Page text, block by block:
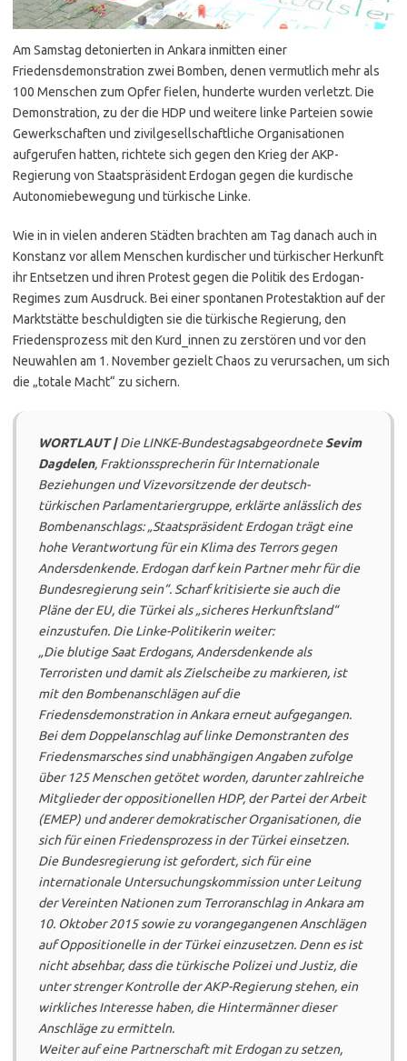
Am Samstag detonierten in Ankara inmitten einer
Friedensdemonstration zwei Bomben, denen vermutlich mehr als
100 Menschen zum Opfer fielen, hunderte wurden verletzt. Die
Demonstration, zu der die HDP und weitere linke Parteien sowie
Gewerkschaften und zivilgesellschaftliche Organisationen
aufgerufen hatten, richtete sich gegen den Krieg der AKP-
Regierung von Staatspräsident Erdogan gegen die kurdische
Autonomiebewegung und türkische Linke.
Wie in in vielen anderen Städten brachten am Tag danach auch in
Konstanz vor allem Menschen kurdischer und türkischer Herkunft
ihr Entsetzen und ihren Protest gegen die Politik des Erdogan-
Regimes zum Ausdruck. Bei einer spontanen Protestaktion auf der
Marktstätte beschuldigten sie die türkische Regierung, den
Friedensprozess mit den Kurd_innen zu zerstören und vor den
Neuwahlen am 1. November gezielt Chaos zu verursachen, um sich
die „totale Macht“ zu sichern.
WORTLAUT |Die LINKE-BundestagsabgeordneteSevim
Dagdelen, Fraktionssprecherin für Internationale
Beziehungen und Vizevorsitzende der deutsch-
türkischen Parlamentariergruppe, erklärte anlässlich des
Bombenanschlags: „Staatspräsident Erdogan trägt eine
hohe Verantwortung für ein Klima des Terrors gegen
Andersdenkende. Erdogan darf kein Partner mehr für die
Bundesregierung sein“. Scharf kritisierte sie auch die
Pläne der EU, die Türkei als „sicheres Herkunftsland“
einzustufen. Die Linke-Politikerin weiter:
„Die blutige Saat Erdogans, Andersdenkende als
Terroristen und damit als Zielscheibe zu markieren, ist
mit den Bombenanschlägen auf die
Friedensdemonstration in Ankara erneut aufgegangen.
Bei dem Doppelanschlag auf linke Demonstranten des
Friedensmarsches sind unabhängigen Angaben zufolge
über 125 Menschen getötet worden, darunter zahlreiche
Mitglieder der oppositionellen HDP, der Partei der Arbeit
(EMEP) und anderer demokratischer Organisationen, die
sich für einen Friedensprozess in der Türkei einsetzen.
Die Bundesregierung ist gefordert, sich für eine
internationale Untersuchungskommission unter Leitung
der Vereinten Nationen zum Terroranschlag in Ankara am
10. Oktober 2015 sowie zu vorangegangenen Anschlägen
auf Oppositionelle in der Türkei einzusetzen. Denn es ist
nicht absehbar, dass die türkische Polizei und Justiz, die
unter strenger Kontrolle der AKP-Regierung stehen, ein
wirkliches Interesse haben, die Hintermänner dieser
Anschläge zu ermitteln.
Weiter auf eine Partnerschaft mit Erdogan zu setzen,